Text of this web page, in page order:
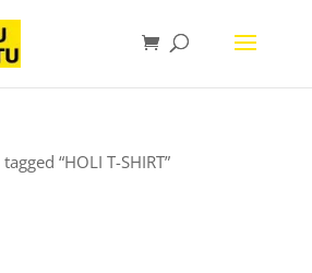
“HOLI T-SHIRT”